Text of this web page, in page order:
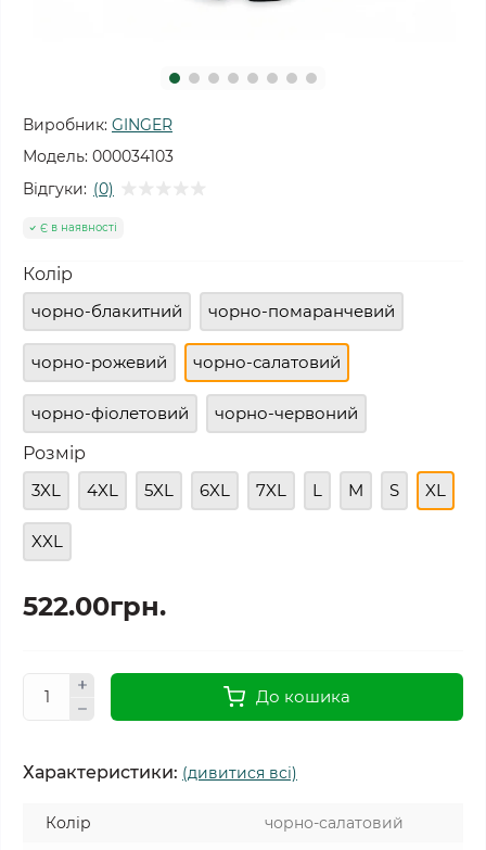
Виробник: GINGER
Модель: 000034103
Відгуки: (0)
Є в наявності
Колір
чорно-блакитний
чорно-помаранчевий
чорно-рожевий чорно-салатовий
чорно-фіолетовий
чорно-червоний
Розмір
3XL
4XL 5XL 6XL 7XL L M S XL
XXL
522.00грн.
До кошика
Характеристики: (дивитися всі)
Колір
чорно-салатовий